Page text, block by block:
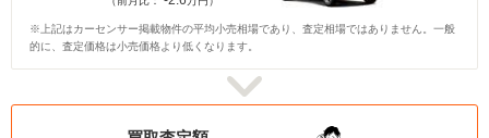
※上記はカーセンサー掲載物件の平均小売相場であり、査定相場ではありません。一般
的に、査定価格は小売価格より低くなります。